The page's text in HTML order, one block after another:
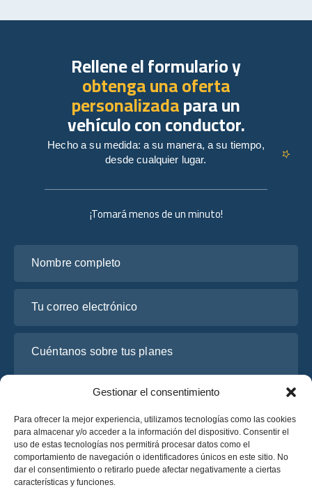
Gestionar el consentimiento
Para ofrecer la mejor experiencia, utilizamos tecnologías como las cookies
para almacenar y/o acceder a la información del dispositivo. Consentir el
uso de estas tecnologías nos permitirá procesar datos como el
comportamiento de navegación o identificadores únicos en este sitio. No
dar el consentimiento o retirarlo puede afectar negativamente a ciertas
características y funciones.
¡Tomará menos de un minuto!
He leído y acepto la
Rellene el formulario y
obtenga una oferta
personalizadapara un
vehículo con conductor.
Hecho a su medida: a su manera, a su tiempo,
desde cualquier lugar.